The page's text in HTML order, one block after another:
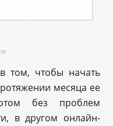
том, чтобы начать
месяца ее
без проблем
в другом онлайн-